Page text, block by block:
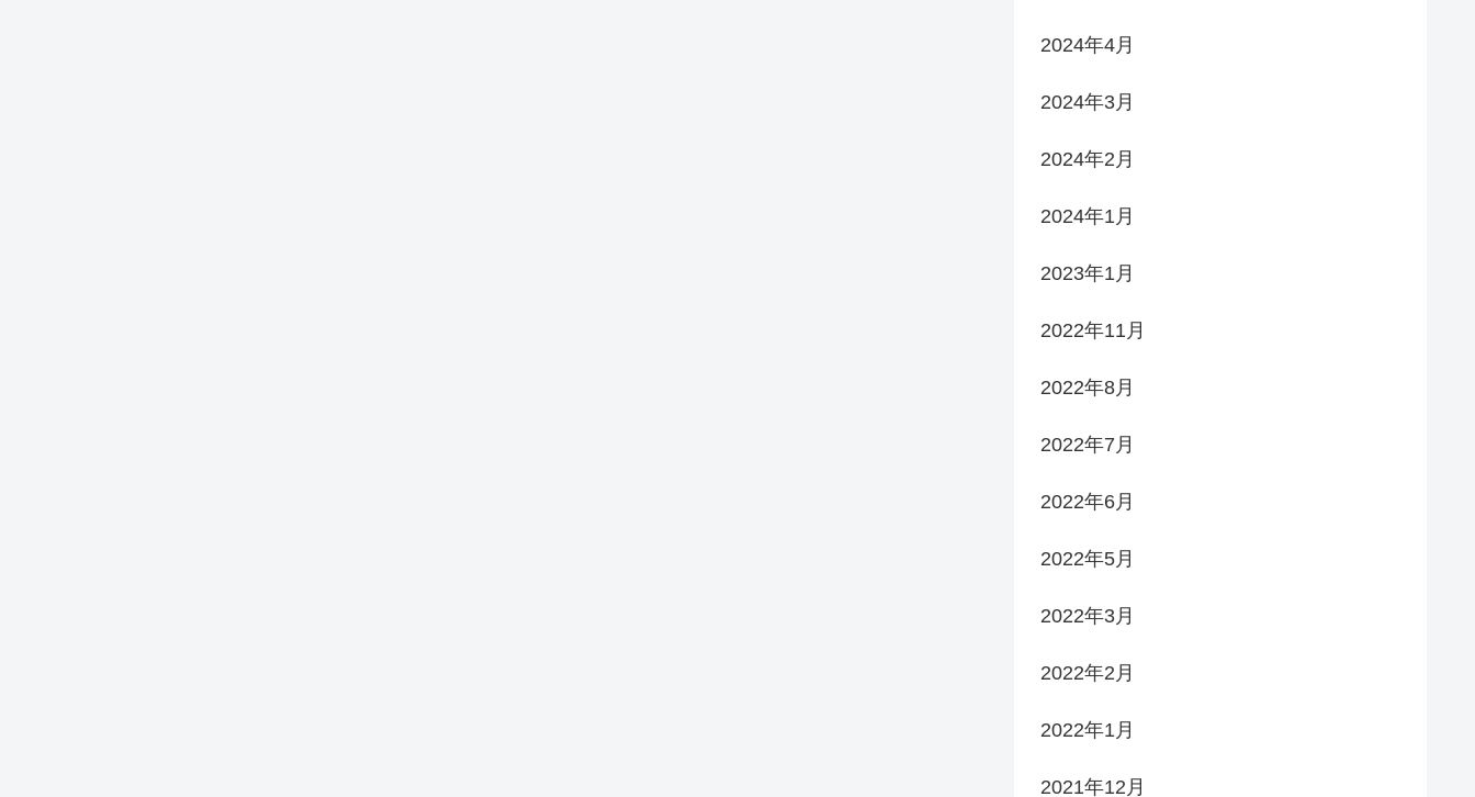
2024年4月
2024年3月
2024年2月
2024年1月
2023年1月
2022年11月
2022年8月
2022年7月
2022年6月
2022年5月
2022年3月
2022年2月
2022年1月
2021年12月